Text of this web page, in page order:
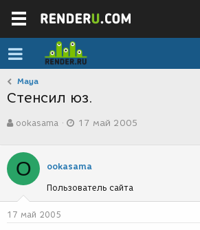
Maya
Стенсил юз.
в
о
р
т
е
м
ы
ookasama
а
с
з
д
17 май 2005
O ookasama
Пользователь сайта
17 май 2005